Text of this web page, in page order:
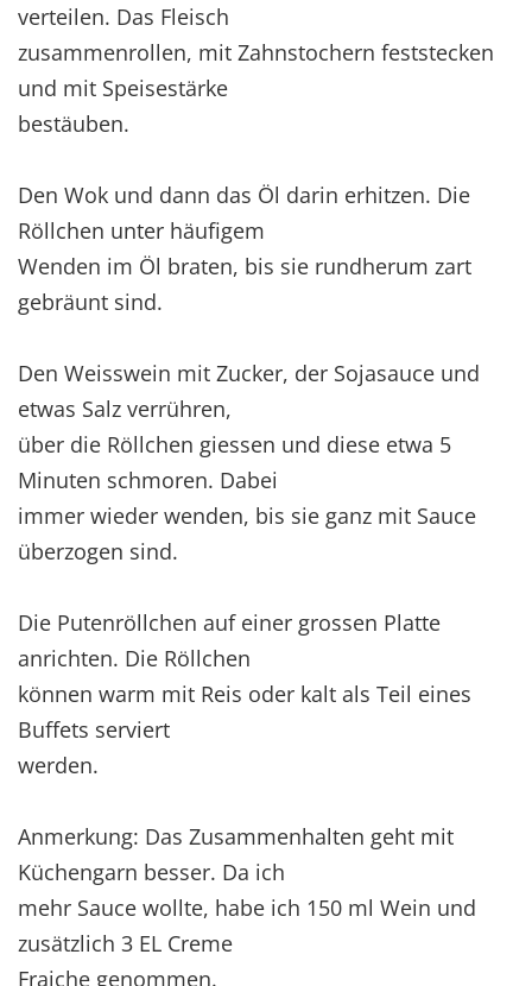
verteilen. Das Fleisch
zusammenrollen, mit Zahnstochern feststecken
und mit Speisestärke
bestäuben.
Den Wok und dann das Öl darin erhitzen. Die
Röllchen unter häufigem
Wenden im Öl braten, bis sie rundherum zart
gebräunt sind.
Den Weisswein mit Zucker, der Sojasauce und
etwas Salz verrühren,
über die Röllchen giessen und diese etwa 5
Minuten schmoren. Dabei
immer wieder wenden, bis sie ganz mit Sauce
überzogen sind.
Die Putenröllchen auf einer grossen Platte
anrichten. Die Röllchen
können warm mit Reis oder kalt als Teil eines
Buffets serviert
werden.
Anmerkung: Das Zusammenhalten geht mit
Küchengarn besser. Da ich
mehr Sauce wollte, habe ich 150 ml Wein und
zusätzlich 3 EL Creme
Fraiche genommen.